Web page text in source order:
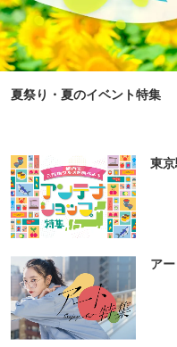
夏祭り・夏のイベント特集
東
ア